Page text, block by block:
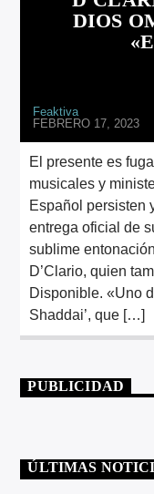
DIOS
Feaktiva
FEBRERO 17, 2023
El presente es
musicales y
Español persisten
entrega oficial de
sublime
D’Clario, quien
Disponible. «Uno
Shaddai’, que […]
PUBLICIDAD
ÚLTIMAS